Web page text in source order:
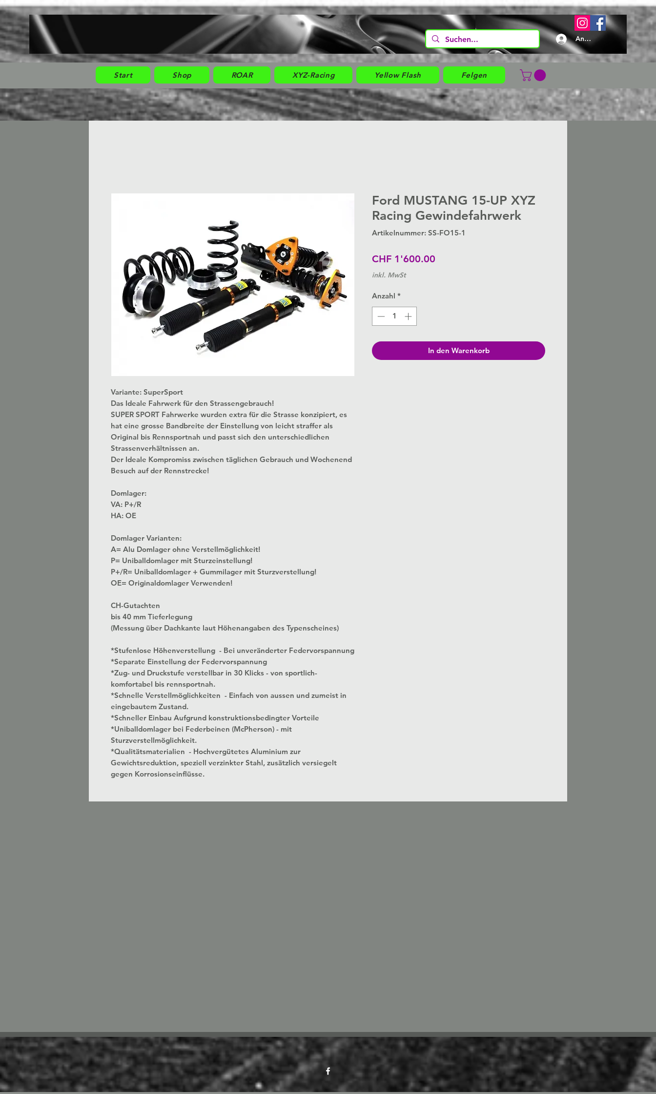
Anmelden
Start Shop ROAR XYZ-Racing Yellow Flash Felgen
Variante: SuperSport
Das Ideale Fahrwerk für den Strassengebrauch!
SUPER SPORT Fahrwerke wurden extra für die Strasse konzipiert, es
hat eine grosse Bandbreite der Einstellung von leicht straffer als
Original bis Rennsportnah und passt sich den unterschiedlichen
Strassenverhältnissen an.
Der Ideale Kompromiss zwischen täglichen Gebrauch und Wochenend
Besuch auf der Rennstrecke!
Domlager:
VA: P+/R
HA: OE
Domlager Varianten:
A= Alu Domlager ohne Verstellmöglichkeit!
P= Uniballdomlager mit Sturzeinstellung!
P+/R= Uniballdomlager + Gummilager mit Sturzverstellung!
OE= Originaldomlager Verwenden!
CH-Gutachten
bis 40 mm Tieferlegung
(Messung über Dachkante laut Höhenangaben des Typenscheines)
*Stufenlose Höhenverstellung - Bei unveränderter Federvorspannung
*Separate Einstellung der Federvorspannung
*Zug- und Druckstufe verstellbar in 30 Klicks - von sportlich-
komfortabel bis rennsportnah.
*Schnelle Verstellmöglichkeiten - Einfach von aussen und zumeist in
eingebautem Zustand.
*Schneller Einbau Aufgrund konstruktionsbedingter Vorteile
*Uniballdomlager bei Federbeinen (McPherson) - mit
Sturzverstellmöglichkeit.
*Qualitätsmaterialien - Hochvergütetes Aluminium zur
Gewichtsreduktion, speziell verzinkter Stahl, zusätzlich versiegelt
gegen Korrosionseinflüsse.
Ford MUSTANG 15-UP XYZ
Racing Gewindefahrwerk
Artikelnummer: SS-FO15-1
CHF 1'600.00
inkl. MwSt
Anzahl *
In den Warenkorb